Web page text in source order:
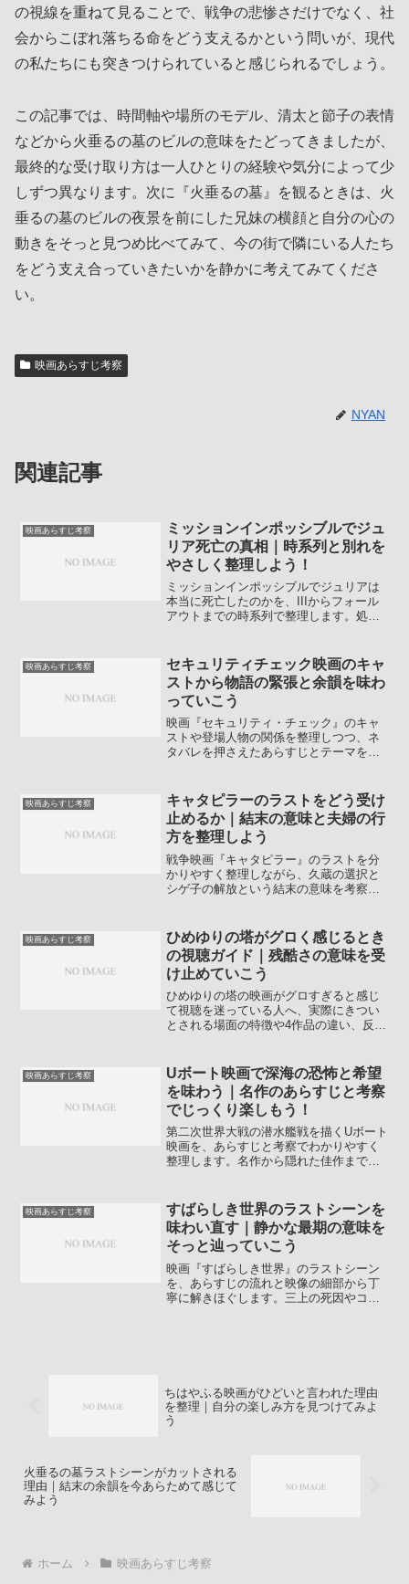
の視線を重ねて見ることで、戦争の悲惨さだけでなく、社
会からこぼれ落ちる命をどう支えるかという問いが、現代
の私たちにも突きつけられていると感じられるでしょう。
この記事では、時間軸や場所のモデル、清太と節子の表情
などから火垂るの墓のビルの意味をたどってきましたが、
最終的な受け取り方は一人ひとりの経験や気分によって少
しずつ異なります。次に『火垂るの墓』を観るときは、火
垂るの墓のビルの夜景を前にした兄妹の横顔と自分の心の
動きをそっと見つめ比べてみて、今の街で隣にいる人たち
をどう支え合っていきたいかを静かに考えてみてくださ
い。
映画あらすじ考察
NYAN
関連記事
映画あらすじ考察
ミッションインポッシブルでジュ
リア死亡の真相｜時系列と別れを
やさしく整理しよう！
ミッションインポッシブルでジュリアは
本当に死亡したのかを、IIIからフォール
アウトまでの時系列で整理します。処刑
さしく考察します。シリーズ初心者にも
分かりやすい内容です。
映画あらすじ考察
セキュリティチェック映画のキャ
ストから物語の緊張と余韻を味わ
っていこう
映画『セキュリティ・チェック』のキャ
ストや登場人物の関係を整理しつつ、ネ
タバレを押さえたあらすじとテーマを丁
です。主要キャラクターごとの見どころ
も紹介するので、二回目以降の鑑賞にも
役立ちます。
映画あらすじ考察
キャタピラーのラストをどう受け
止めるか｜結末の意味と夫婦の行
方を整理しよう
戦争映画『キャタピラー』のラストを分
かりやすく整理しながら、久蔵の選択と
シゲ子の解放という結末の意味を考察し
に振り返る記事です。ネタバレ前提でモ
ヤモヤをすっきりさせたい人向けの内容
です。
映画あらすじ考察
ひめゆりの塔がグロく感じるとき
の視聴ガイド｜残酷さの意味を受
け止めていこう
ひめゆりの塔の映画がグロすぎると感じ
て視聴を迷っている人へ、実際にきつい
とされる場面の特徴や4作品の違い、反戦
説します。グロ描写が苦手な人でも無理
なく作品と出会えるように配慮した内容
です。
映画あらすじ考察
Uボート映画で深海の恐怖と希望
を味わう｜名作のあらすじと考察
でじっくり楽しもう！
第二次世界大戦の潜水艦戦を描くUボート
映画を、あらすじと考察でわかりやすく
整理します。名作から隠れた佳作まで、
を見る人も、定番の見どころと注意点が
一度でつかめます。安心です。
映画あらすじ考察
すばらしき世界のラストシーンを
味わい直す｜静かな最期の意味を
そっと辿っていこう
映画『すばらしき世界』のラストシーン
を、あらすじの流れと映像の細部から丁
寧に解きほぐします。三上の死因やコス
ちはやふる映画がひどいと言われた理由
を整理｜自分の楽しみ方を見つけてみよ
う
火垂るの墓ラストシーンがカットされる
理由｜結末の余韻を今あらためて感じて
みよう
ホーム 映画あらすじ考察